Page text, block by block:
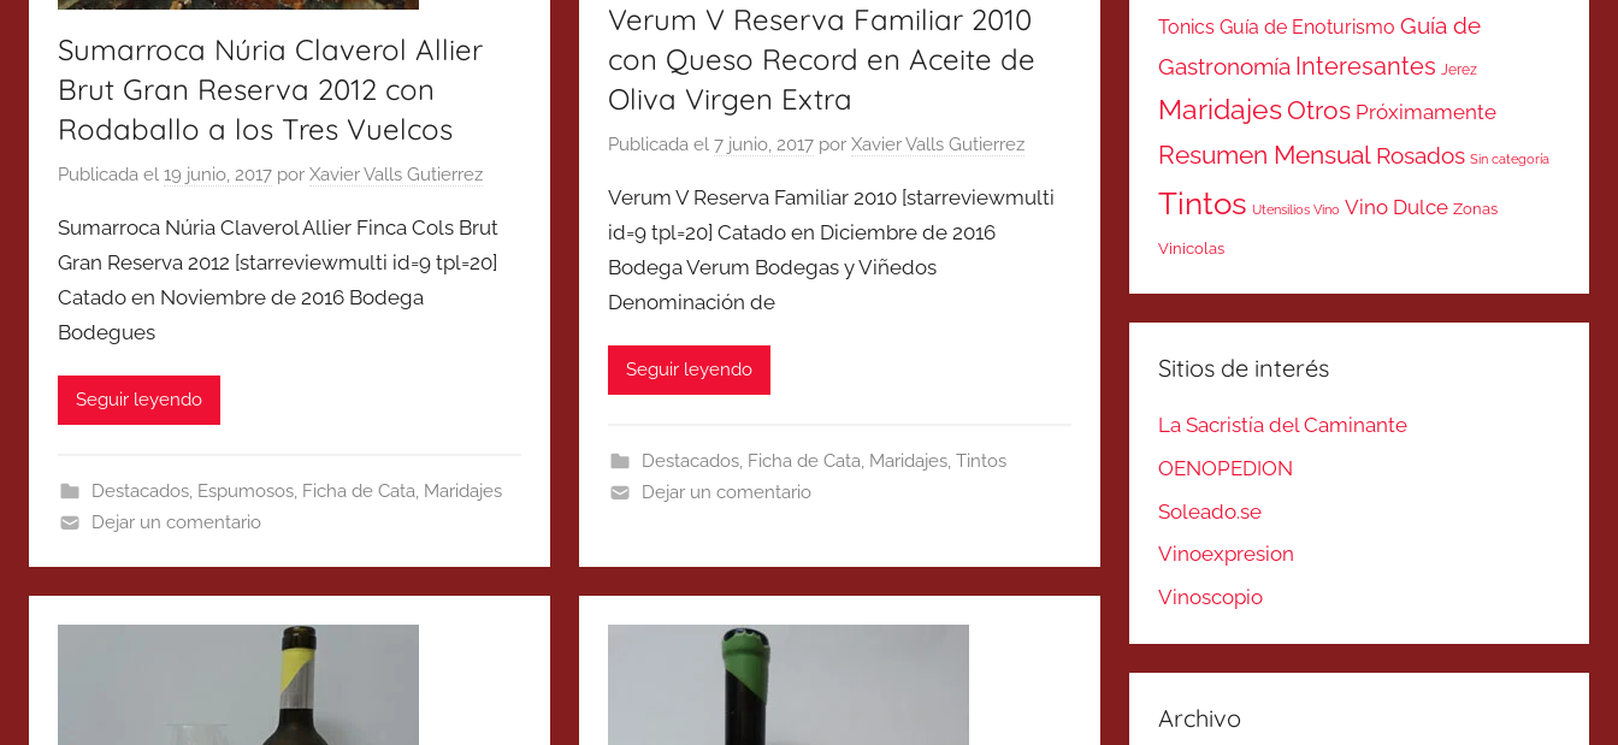
Sumarroca Núria Claverol Allier
Brut Gran Reserva 2012 con
Rodaballo a los Tres Vuelcos
Publicada el 19 junio, 2017 por Xavier Valls Gutierrez
Sumarroca Núria Claverol Allier Finca Cols Brut
Gran Reserva 2012 [starreviewmulti id=9 tpl=20]
Catado en Noviembre de 2016 Bodega
Bodegues
Seguir leyendo
Destacados, Espumosos, Ficha de Cata, Maridajes
Dejar un comentario
Verum V Reserva Familiar 2010
con Queso Record en Aceite de
Oliva Virgen Extra
Publicada el7 junio, 2017 porXavier Valls Gutierrez
Verum V Reserva Familiar 2010 [starreviewmulti
id=9 tpl=20] Catado en Diciembre de 2016
Bodega Verum Bodegas y Viñedos
Denominación de
Seguir leyendo
Destacados, Ficha de Cata, Maridajes, Tintos
Dejar un comentario
Tonics Guía de Enoturismo Guía de
Gastronomía Interesantes Jerez
MaridajesOtros Próximamente
Resumen Mensual Rosados Sin categoría
Tintos Utensilios Vino Vino Dulce Zonas
Vinicolas
Sitios de interés
La Sacristía del Caminante
OENOPEDION
Soleado.se
Vinoexpresion
Vinoscopio
Archivo